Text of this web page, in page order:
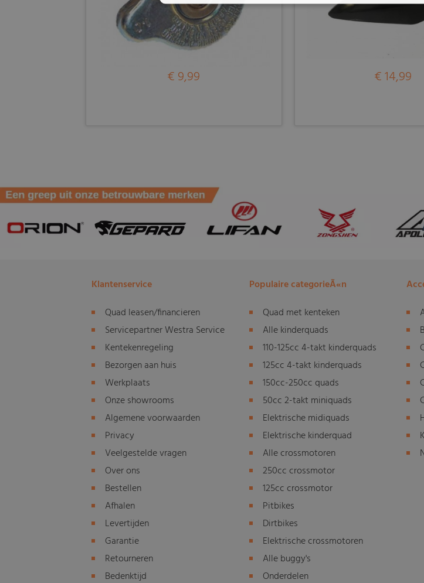
€ 9,99 € 14,99
Klantenservice
Quad leasen/financieren
Servicepartner Westra Service
Kentekenregeling
Bezorgen aan huis
Werkplaats
Onze showrooms
Algemene voorwaarden
Privacy
Veelgestelde vragen
Over ons
Bestellen
Afhalen
Levertijden
Garantie
Retourneren
Bedenktijd
Populaire categorieÃ«n
Quad met kenteken
Alle kinderquads
110-125cc 4-takt kinderquads
125cc 4-takt kinderquads
150cc-250cc quads
50cc 2-takt miniquads
Elektrische midiquads
Elektrische kinderquad
Alle crossmotoren
250cc crossmotor
125cc crossmotor
Pitbikes
Dirtbikes
Elektrische crossmotoren
Alle buggy's
Onderdelen